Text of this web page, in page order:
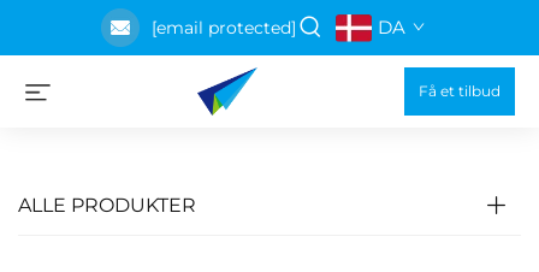
[email protected] DA
Få et tilbud
ALLE PRODUKTER